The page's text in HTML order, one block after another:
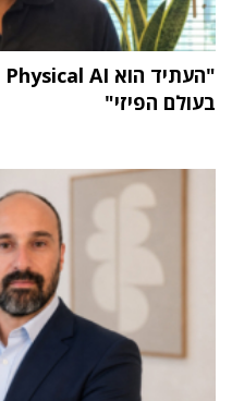
בעולם הפיזי"